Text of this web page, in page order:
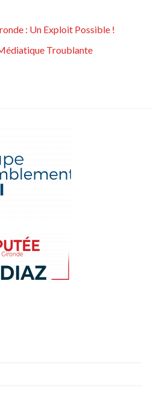
: Un Exploit Possible !
Troublante